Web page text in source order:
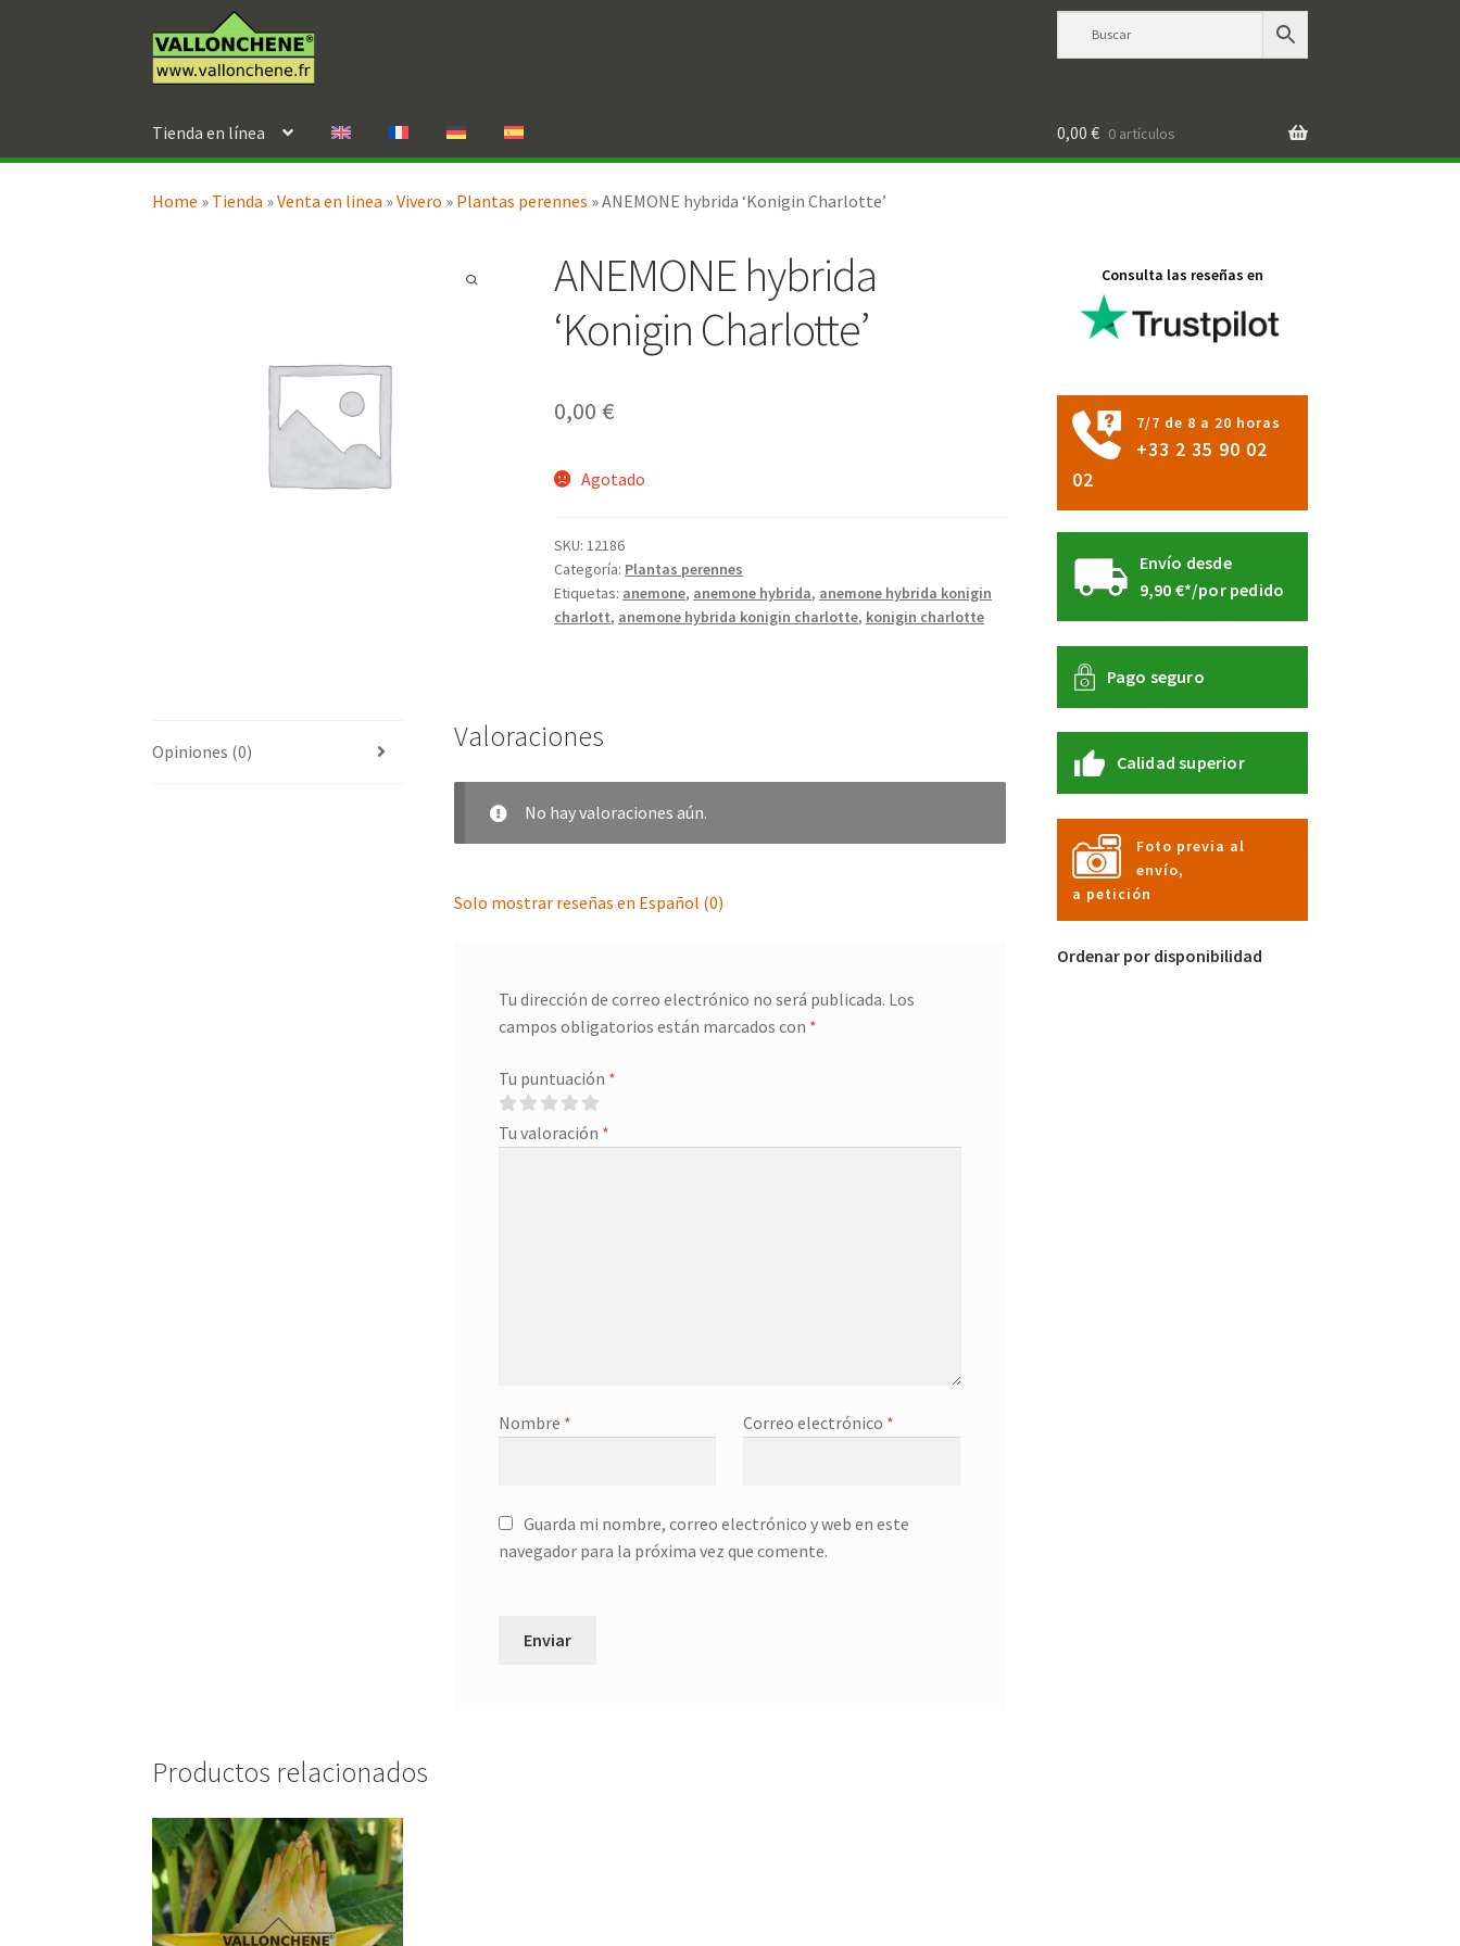
a
la
al
contenido
Tienda en línea 0,00 € 0 artículos
Home » Tienda »Venta en linea »Vivero » Plantas perennes »ANEMONE hybrida ‘Konigin Charlotte’
ANEMONE hybrida
‘Konigin Charlotte’
0,00 €
Agotado
SKU:12186
Categoría: Plantas perennes
Etiquetas: anemone, anemone hybrida, anemone hybrida konigin
charlott, anemone hybrida konigin charlotte, konigin charlotte
Opiniones (0) Valoraciones
No hay valoraciones aún.
Solo mostrar reseñas en Español (0)
Tu dirección de correo electrónico no será publicada. Los
campos obligatorios están marcados con *
Tu puntuación *
Tu valoración *
Nombre * Correo electrónico *
Guarda mi nombre, correo electrónico y web en este
navegador para la próxima vez que comente.
Productos relacionados
Consulta las reseñas en
7/7 de 8 a 20 horas
+33 2 35 90 02
02
Envío desde
9,90 €*/por pedido
Pago seguro
Calidad superior
Foto previa al
envío,
a petición
Ordenar por disponibilidad